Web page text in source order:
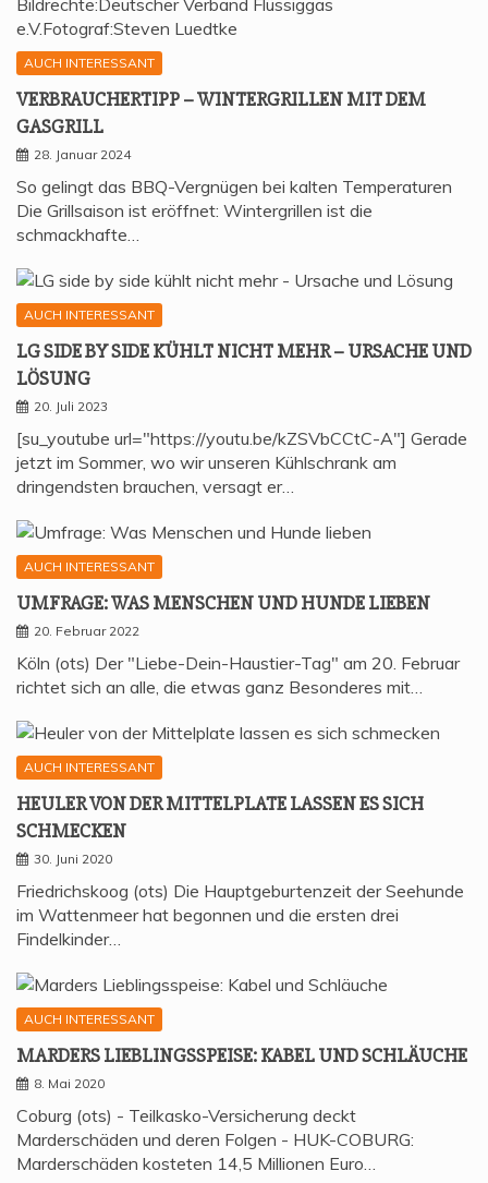
AUCH INTERESSANT
VER­BRAU­CHER­TIPP – WIN­TER­GRIL­LEN MIT DEM
GASGRILL
28. Januar 2024
So gelingt das BBQ-Vergnügen bei kalten Temperaturen
Die Grillsaison ist eröffnet: Wintergrillen ist die
schmackhafte…
AUCH INTERESSANT
LG SIDE BY SIDE KÜHLT NICHT MEHR – URSA­CHE UND
LÖSUNG
20. Juli 2023
[su_youtube url="https://youtu.be/kZSVbCCtC-A"] Gerade
jetzt im Sommer, wo wir unseren Kühlschrank am
dringendsten brauchen, versagt er…
AUCH INTERESSANT
UMFRA­GE: WAS MEN­SCHEN UND HUN­DE LIEBEN
20. Februar 2022
Köln (ots) Der "Liebe-Dein-Haustier-Tag" am 20. Februar
richtet sich an alle, die etwas ganz Besonderes mit…
AUCH INTERESSANT
HEU­LER VON DER MIT­TEL­P­LA­TE LAS­SEN ES SICH
SCHMECKEN
30. Juni 2020
Friedrichskoog (ots) Die Hauptgeburtenzeit der Seehunde
im Wattenmeer hat begonnen und die ersten drei
Findelkinder…
AUCH INTERESSANT
MAR­DERS LIEB­LINGS­SPEI­SE: KABEL UND SCHLÄUCHE
8. Mai 2020
Coburg (ots) - Teilkasko-Versicherung deckt
Marderschäden und deren Folgen - HUK-COBURG:
Marderschäden kosteten 14,5 Millionen Euro…